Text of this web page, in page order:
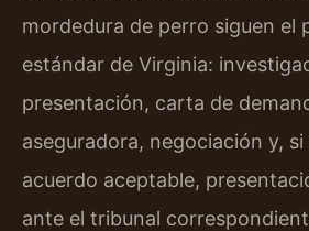
mordedura de perro siguen el
estándar de Virginia:
presentación, carta de
aseguradora, negociación y, si
acuerdo aceptable,
ante el tribunal